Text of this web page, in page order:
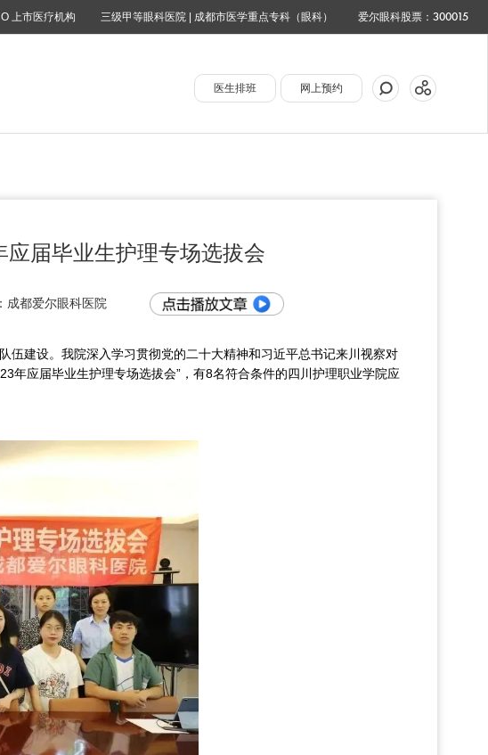
爱尔眼科股票：300015
三级甲等眼科医院 | 成都市医学重点专科（眼科）
上市医疗机构
医生排班 网上预约
届毕业生护理专场选拔会
成都爱尔眼科医院
伍建设。我院深入学习贯彻党的二十大精神和习近平总书记来川视察对
年应届毕业生护理专场选拔会”，有8名符合条件的四川护理职业学院应